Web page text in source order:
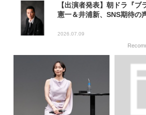
【出演者発表】朝ドラ『ブ
憲一＆井浦新、SNS期待の
2026.07.09